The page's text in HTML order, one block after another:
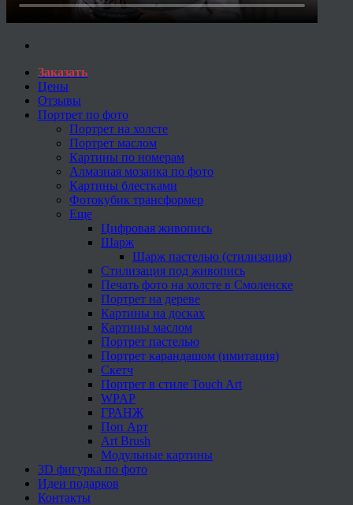
Заказать
Цены
Отзывы
Портрет по фото
Портрет на холсте
Портрет маслом
Картины по номерам
Алмазная мозаика по фото
Картины блестками
Фотокубик трансформер
Еще
Цифровая живопись
Шарж
Шарж пастелью (стилизация)
Стилизация под живопись
Печать фото на холсте в Смоленске
Портрет на дереве
Картины на досках
Картины маслом
Портрет пастелью
Портрет карандашом (имитация)
Скетч
Портрет в стиле Touch Art
WPAP
ГРАНЖ
Поп Арт
Art Brush
Модульные картины
3D фигурка по фото
Идеи подарков
Контакты